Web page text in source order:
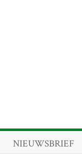
NIEUWSBRIEF